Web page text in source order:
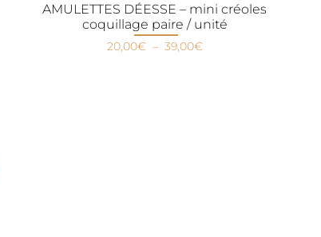
AMULETTES DÉESSE – mini créoles
coquillage paire / unité
20,00€ – 39,00€